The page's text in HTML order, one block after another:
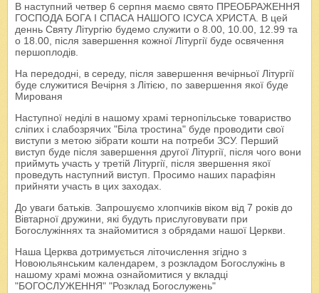
В наступний четвер 6 серпня маємо свято ПРЕОБРАЖЕННЯ
ГОСПОДА БОГА І СПАСА НАШОГО ІСУСА ХРИСТА. В цей
деннь Святу Літургію будемо служити о 8.00, 10.00, 12.99 та
о 18.00, після завершення кожної Літургії буде освячення
першоплодів.
На передодні, в середу, після завершення вечірньої Літургії
буде служитися Вечірня з Літією, по завершення якої буде
Мированя
Наступної неділі в нашому храмі тернопільське товариство
сліпих і слабозрячих "Біла тростина" буде проводити свої
виступи з метою зібрати кошти на потреби ЗСУ. Перший
виступ буде після завершення другої Літургії, після чого вони
приймуть участь у третій Літургії, після звершення якої
проведуть наступний виступ. Просимо наших парафіян
прийняти участь в цих заходах.
До уваги батьків. Запрошуємо хлопчиків віком від 7 років до
Вівтарної дружини, які будуть прислуговувати при
Богослужіннях та знайомитися з обрядами нашої Церкви.
Наша Церква дотримується літочислення згідно з
Новоюльянським календарем, з розкладом Богослужінь в
нашому храмі можна ознайомитися у вкладці
"БОГОСЛУЖЕННЯ" "Розклад Богослужень"